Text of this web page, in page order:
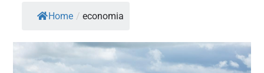
Home / economia